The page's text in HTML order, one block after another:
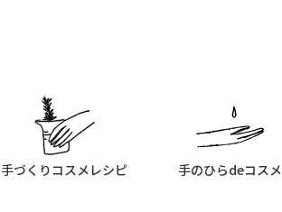
手づくりコスメレシピ 手のひらdeコスメ